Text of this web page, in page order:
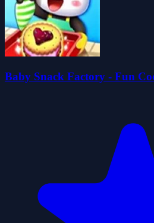
Baby Snack Factory - Fun